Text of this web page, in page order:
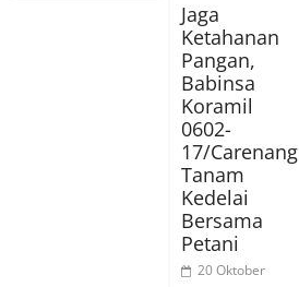
Jaga
Ketahanan
Pangan,
Babinsa
Koramil
0602-
17/Carenang
Tanam
Kedelai
Bersama
Petani
20 Oktober